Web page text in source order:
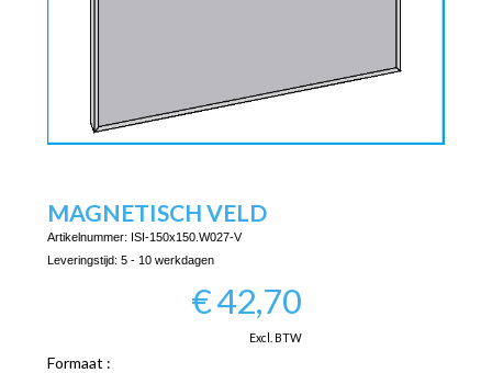
MAGNETISCH VELD
Artikelnummer: ISI-150x150.W027-V
Leveringstijd: 5 - 10 werkdagen
€42,70
Excl. BTW
Formaat :